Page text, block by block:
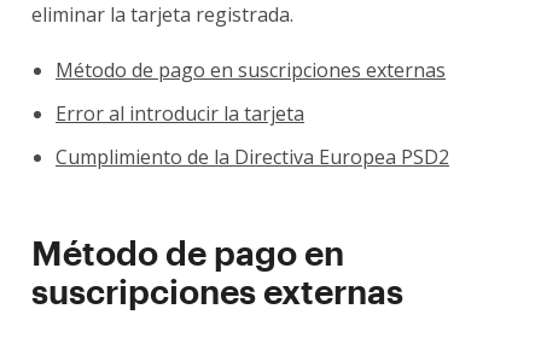
eliminar la tarjeta registrada.
Método de pago en suscripciones externas
Error al introducir la tarjeta
Cumplimiento de la Directiva Europea PSD2
Método de pago en
suscripciones externas